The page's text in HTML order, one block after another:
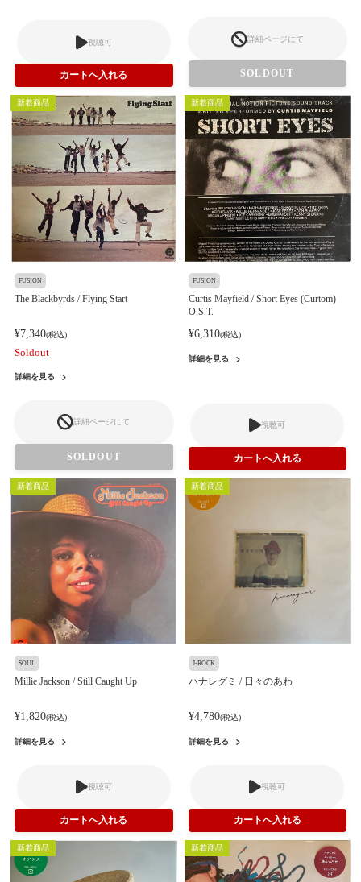
視聴可 詳細ページにて
SOLDOUT
新着商品
FUSION
The Blackbyrds / Flying Start
¥7,340(税込)
Soldout
詳細を見る
詳細ページにて
SOLDOUT
新着商品
FUSION
Curtis Mayfield / Short Eyes (Curtom)
O.S.T.
¥6,310(税込)
詳細を見る
視聴可
新着商品
SOUL
Millie Jackson / Still Caught Up
¥1,820(税込)
詳細を見る
視聴可
新着商品
J-ROCK
ハナレグミ / 日々のあわ
¥4,780(税込)
詳細を見る
視聴可
新着商品 新着商品